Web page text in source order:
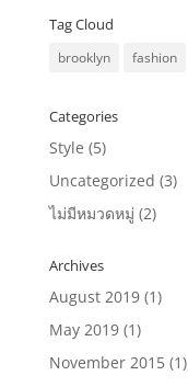
Tag Cloud
brooklyn fashion
Categories
Style (5)
Uncategorized (3)
ไม่มีหมวดหมู่ (2)
Archives
August 2019(1)
May 2019(1)
November 2015(1)